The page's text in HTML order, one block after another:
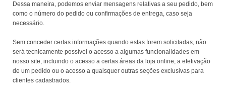
Dessa maneira, podemos enviar mensagens relativas a seu pedido, bem
como o número do pedido ou confirmações de entrega, caso seja
necessário.
Sem conceder certas informações quando estas forem solicitadas, não
será tecnicamente possível o acesso a algumas funcionalidades em
nosso site, incluindo o acesso a certas áreas da loja online, a efetivação
de um pedido ou o acesso a quaisquer outras seções exclusivas para
clientes cadastrados.